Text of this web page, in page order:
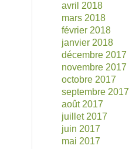
avril 2018
mars 2018
février 2018
janvier 2018
décembre 2017
novembre 2017
octobre 2017
septembre 2017
août 2017
juillet 2017
juin 2017
mai 2017